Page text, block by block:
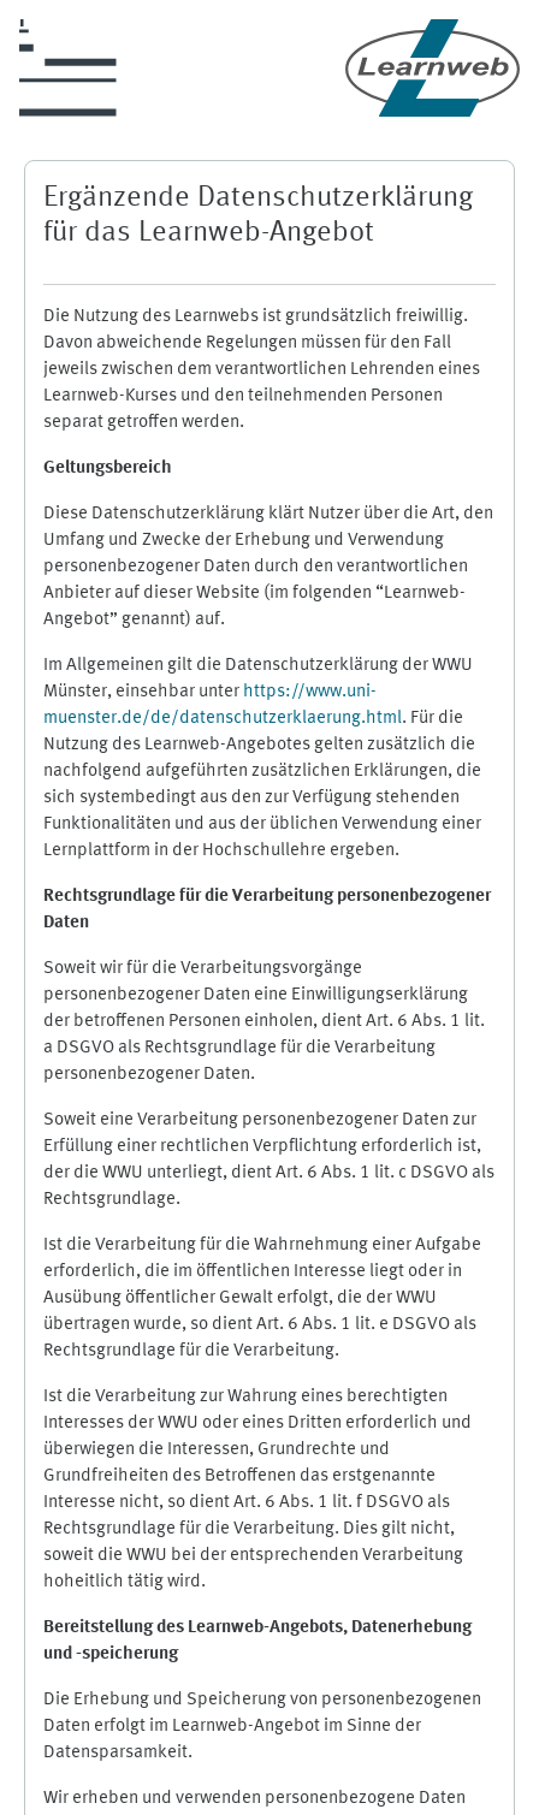
Ergänzende Datenschutzerklärung
für das Learnweb-Angebot
Die Nutzung des Learnwebs ist grundsätzlich freiwillig.
Davon abweichende Regelungen müssen für den Fall
jeweils zwischen dem verantwortlichen Lehrenden eines
Learnweb-Kurses und den teilnehmenden Personen
separat getroffen werden.
Geltungsbereich
Diese Datenschutzerklärung klärt Nutzer über die Art, den
Umfang und Zwecke der Erhebung und Verwendung
personenbezogener Daten durch den verantwortlichen
Anbieter auf dieser Website (im folgenden “Learnweb-
Angebot” genannt) auf.
Im Allgemeinen gilt die Datenschutzerklärung der WWU
Münster, einsehbar unter https://www.uni-
muenster.de/de/datenschutzerklaerung.html. Für die
Nutzung des Learnweb-Angebotes gelten zusätzlich die
nachfolgend aufgeführten zusätzlichen Erklärungen, die
sich systembedingt aus den zur Verfügung stehenden
Funktionalitäten und aus der üblichen Verwendung einer
Lernplattform in der Hochschullehre ergeben.
Rechtsgrundlage für die Verarbeitung personenbezogener
Daten
Soweit wir für die Verarbeitungsvorgänge
personenbezogener Daten eine Einwilligungserklärung
der betroffenen Personen einholen, dient Art. 6 Abs. 1 lit.
a DSGVO als Rechtsgrundlage für die Verarbeitung
personenbezogener Daten.
Soweit eine Verarbeitung personenbezogener Daten zur
Erfüllung einer rechtlichen Verpflichtung erforderlich ist,
der die WWU unterliegt, dient Art. 6 Abs. 1 lit. c DSGVO als
Rechtsgrundlage.
Ist die Verarbeitung für die Wahrnehmung einer Aufgabe
erforderlich, die im öffentlichen Interesse liegt oder in
Ausübung öffentlicher Gewalt erfolgt, die der WWU
übertragen wurde, so dient Art. 6 Abs. 1 lit. e DSGVO als
Rechtsgrundlage für die Verarbeitung.
Ist die Verarbeitung zur Wahrung eines berechtigten
Interesses der WWU oder eines Dritten erforderlich und
überwiegen die Interessen, Grundrechte und
Grundfreiheiten des Betroffenen das erstgenannte
Interesse nicht, so dient Art. 6 Abs. 1 lit. f DSGVO als
Rechtsgrundlage für die Verarbeitung. Dies gilt nicht,
soweit die WWU bei der entsprechenden Verarbeitung
hoheitlich tätig wird.
Bereitstellung des Learnweb-Angebots, Datenerhebung
und -speicherung
Die Erhebung und Speicherung von personenbezogenen
Daten erfolgt im Learnweb-Angebot im Sinne der
Datensparsamkeit.
Wir erheben und verwenden personenbezogene Daten